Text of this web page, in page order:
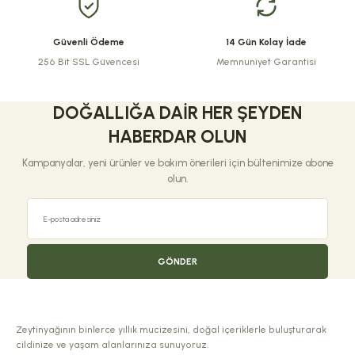
Güvenli Ödeme
256 Bit SSL Güvencesi
14 Gün Kolay İade
Memnuniyet Garantisi
DOĞALLIĞA DAIR HER ŞEYDEN
HABERDAR OLUN
Kampanyalar, yeni ürünler ve bakım önerileri için bültenimize abone
olun.
GÖNDER
Zeytinyağının binlerce yıllık mucizesini, doğal içeriklerle buluşturarak
cildinize ve yaşam alanlarınıza sunuyoruz.